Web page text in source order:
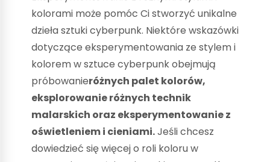
kolorami może pomóc Ci stworzyć unikalne
dzieła sztuki cyberpunk. Niektóre wskazówki
dotyczące eksperymentowania ze stylem i
kolorem w sztuce cyberpunk obejmują
próbowanieróżnych palet kolorów,
eksplorowanie różnych technik
malarskich oraz eksperymentowanie z
oświetleniem i cieniami.Jeśli chcesz
dowiedzieć się więcej o roli koloru w